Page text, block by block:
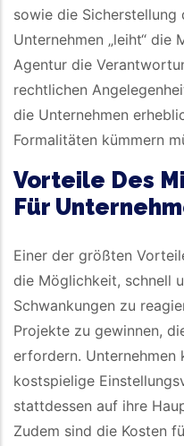
sowie die Sicherstellung
Unternehmen „leiht“
Agentur die
rechtlichen
die Unternehmen
Formalitäten kümmern
Vorteile Des
Für
Einer der größten
die Möglichkeit, schnell
Schwankungen zu
Projekte zu gewinnen,
erfordern. Unternehmen
kostspielige
stattdessen auf ihre
Zudem sind die Kosten